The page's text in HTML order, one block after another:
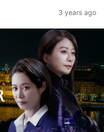
3 years ago